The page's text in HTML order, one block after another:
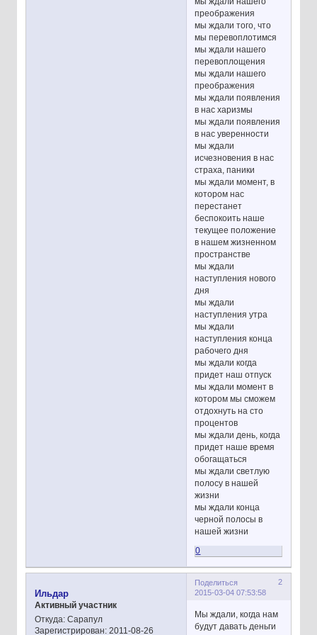
преображения
мы ждали того, что
мы перевоплотимся
мы ждали нашего
перевоплощения
мы ждали нашего
преображения
мы ждали появления
в нас харизмы
мы ждали появления
в нас уверенности
мы ждали
исчезновения в нас
страха, паники
мы ждали момент, в
котором нас
перестанет
беспокоить наше
текущее положение
в нашем жизненном
пространстве
мы ждали
наступления нового
дня
мы ждали
наступления утра
мы ждали
наступления конца
рабочего дня
мы ждали когда
придет наш отпуск
мы ждали момент в
котором мы сможем
отдохнуть на сто
процентов
мы ждали день, когда
придет наше время
обогащаться
мы ждали светлую
полосу в нашей
жизни
мы ждали конца
черной полосы в
нашей жизни
0
Поделиться
2
2015-03-04 07:53:58
Ильдар
Активный участник
Откуда:Сарапул
Зарегистрирован: 2011-08-26
Мы ждали, когда нам
будут давать деньги